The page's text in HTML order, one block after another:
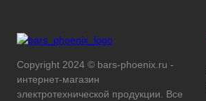
Copyright 2024 © bars-phoenix.ru -
интернет-магазин
электротехнической продукции. Все